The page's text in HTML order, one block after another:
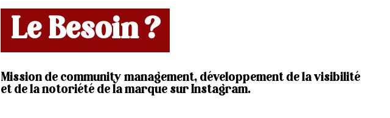
Le Besoin ?
Mission de community management, développement de la visibilité
et de la notoriété de la marque sur Instagram.